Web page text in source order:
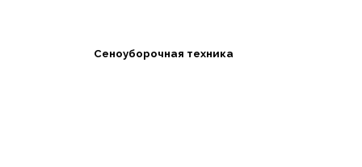
Сеноуборочная техника